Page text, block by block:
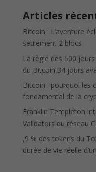
Articles
Bitcoin : L’aventure
seulement 2 blocs
La règle des 500
du Bitcoin 34 jours
Bitcoin : pourquoi les
fondamental de la
Franklin Templeton
Validators du réseau
,9 % des tokens du
durée de vie réelle